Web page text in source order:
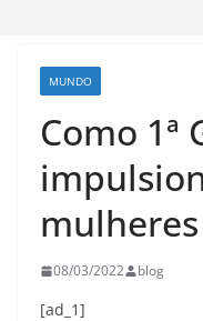
MUNDO
Como 1ª
mulheres
08/03/2022 blog
[ad_1]